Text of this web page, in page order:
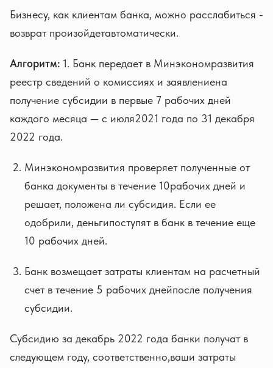
Бизнесу, как клиентам банка, можно расслабиться -
возврат произойдетавтоматически.
Алгоритм: 1. Банк передает в Минэкономразвития
реестр сведений о комиссиях и заявлениена
получение субсидии в первые 7 рабочих дней
каждого месяца — с июля2021 года по 31 декабря
2022 года.
Минэкономразвития проверяет полученные от
банка документы в течение 10рабочих дней и
решает, положена ли субсидия. Если ее
одобрили, деньгипоступят в банк в течение еще
10 рабочих дней.
Банк возмещает затраты клиентам на расчетный
счет в течение 5 рабочих днейпосле получения
субсидии.
Субсидию за декабрь 2022 года банки получат в
следующем году, соответственно,ваши затраты